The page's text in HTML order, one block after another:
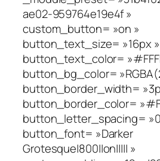
ae02-959764e19e4f »
custom_button= »on »
button_text_size= »16px »
button_text_color=
button_bg_color=
button_border_width=
button_border_color=
button_letter_spacing=
button_font= »Darker
Grotesque|800||on||||| »